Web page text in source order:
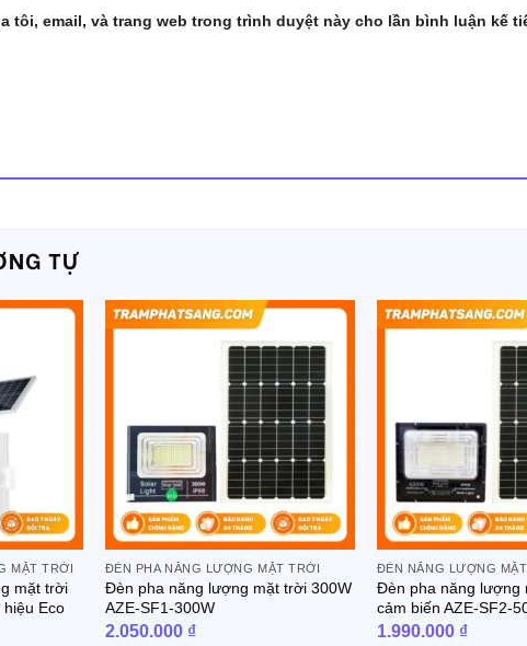
tôi, email, và trang web trong trình duyệt này cho lần bình luận kế
TỰ
MẶT TRỜI
mặt trời
Eco
ĐÈN PHA NĂNG LƯỢNG MẶT TRỜI
Đèn pha năng lượng mặt trời 300W
AZE-SF1-300W
2.050.000 ₫
ĐÈN NĂNG LƯỢNG
Đèn pha năng lượng
cảm biến AZE-SF2-
1.990.000 ₫